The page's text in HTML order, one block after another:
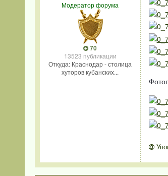
Модератор форума
70
13523 публикации
Откуда: Краснодар - столица
хуторов кубанских...